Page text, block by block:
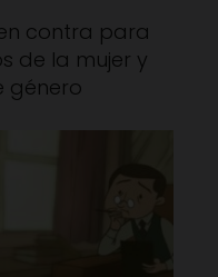
contra para
de la mujer y
género